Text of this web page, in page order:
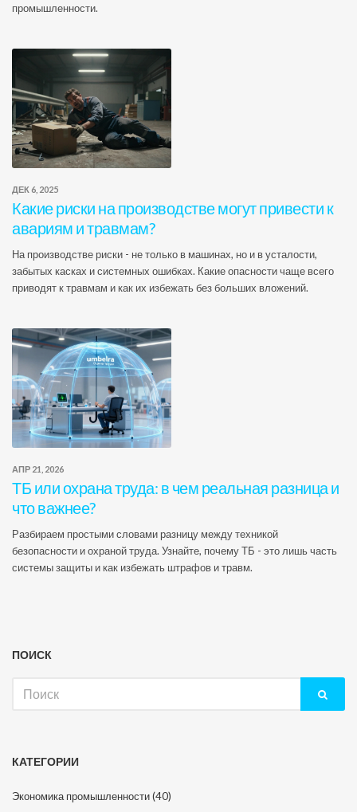
промышленности.
ДЕК 6, 2025
Какие риски на производстве могут привести к
авариям и травмам?
На производстве риски - не только в машинах, но и в усталости,
забытых касках и системных ошибках. Какие опасности чаще всего
приводят к травмам и как их избежать без больших вложений.
АПР 21, 2026
ТБ или охрана труда: в чем реальная разница и
что важнее?
Разбираем простыми словами разницу между техникой
безопасности и охраной труда. Узнайте, почему ТБ - это лишь часть
системы защиты и как избежать штрафов и травм.
ПОИСК
КАТЕГОРИИ
Экономика промышленности(40)